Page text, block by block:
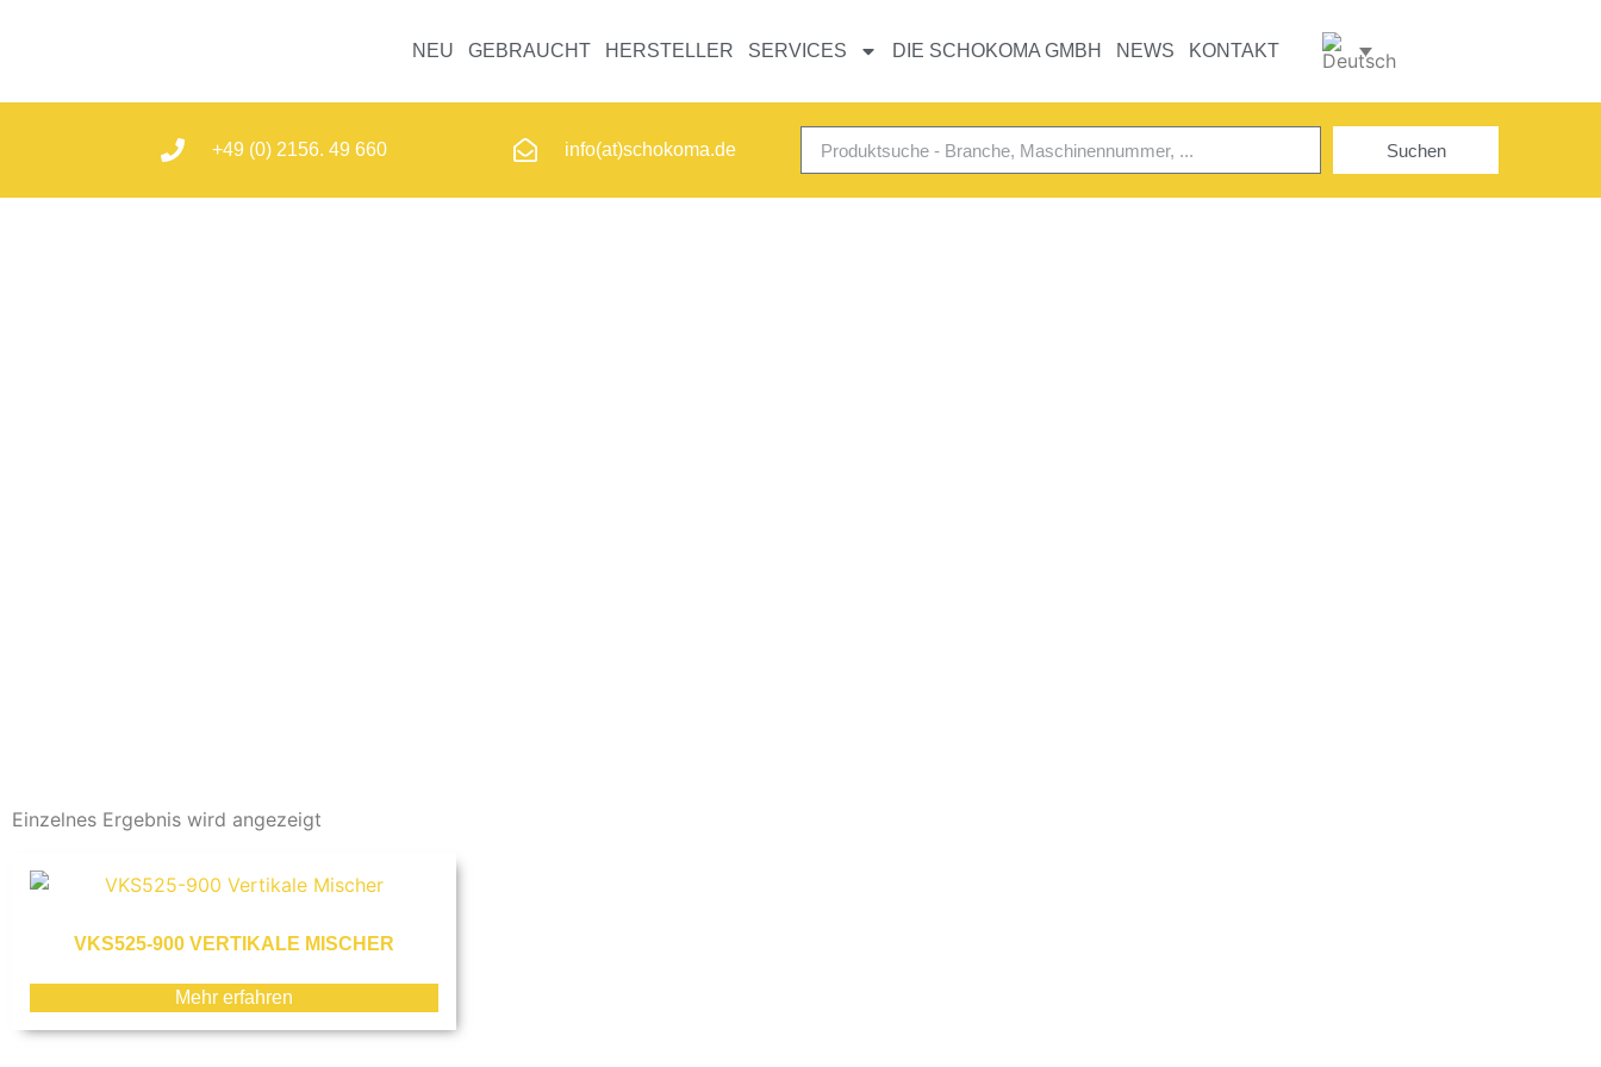
NEU GEBRAUCHT HERSTELLER SERVICES DIE SCHOKOMA GMBH NEWS KONTAKT
+49 (0) 2156. 49 660 info(at)schokoma.de Suchen
Einzelnes Ergebnis wird angezeigt
VKS525-900 VERTIKALE MISCHER
Mehr erfahren